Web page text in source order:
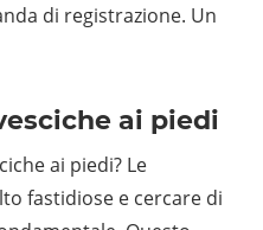
di registrazione. Un
ai piedi
ai piedi? Le
fastidiose e cercare di